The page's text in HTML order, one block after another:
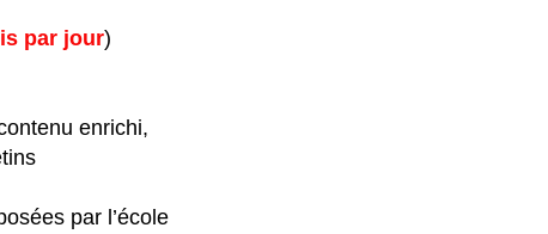
par jour)
enrichi,
par l’école